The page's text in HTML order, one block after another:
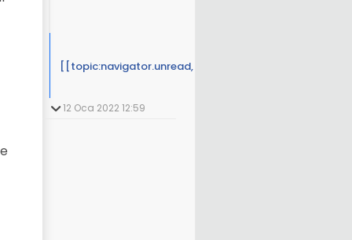
[[topic:navigator.unread, 3]]
12 Oca 2022 12:59